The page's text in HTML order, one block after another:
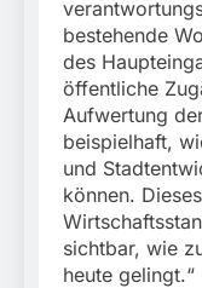
bestehende
des
öffentliche
Aufwertung
beispielhaft,
und
können.
sichtbar, wie
heute gelingt.“